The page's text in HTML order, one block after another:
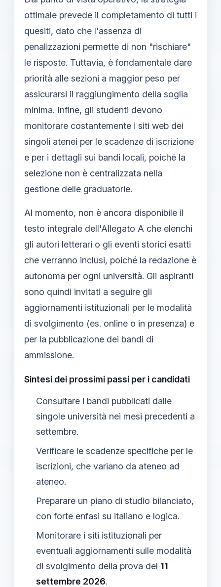
ottimale prevede il completamento di tutti i
quesiti, dato che l'assenza di
penalizzazioni permette di non "rischiare"
le risposte. Tuttavia, è fondamentale dare
priorità alle sezioni a maggior peso per
assicurarsi il raggiungimento della soglia
minima. Infine, gli studenti devono
monitorare costantemente i siti web dei
singoli atenei per le scadenze di iscrizione
e per i dettagli sui bandi locali, poiché la
selezione non è centralizzata nella
gestione delle graduatorie.
Al momento, non è ancora disponibile il
testo integrale dell'Allegato A che elenchi
gli autori letterari o gli eventi storici esatti
che verranno inclusi, poiché la redazione è
autonoma per ogni università. Gli aspiranti
sono quindi invitati a seguire gli
aggiornamenti istituzionali per le modalità
di svolgimento (es. online o in presenza) e
per la pubblicazione dei bandi di
ammissione.
Sintesi dei prossimi passi per i candidati
Consultare i bandi pubblicati dalle
singole università nei mesi precedenti a
settembre.
Verificare le scadenze specifiche per le
iscrizioni, che variano da ateneo ad
ateneo.
Preparare un piano di studio bilanciato,
con forte enfasi su italiano e logica.
Monitorare i siti istituzionali per
eventuali aggiornamenti sulle modalità
di svolgimento della prova del 11
settembre 2026.